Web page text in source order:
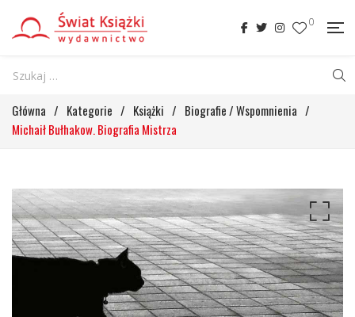
0
Główna / Kategorie / Książki / Biografie / Wspomnienia /
Michaił Bułhakow. Biografia Mistrza